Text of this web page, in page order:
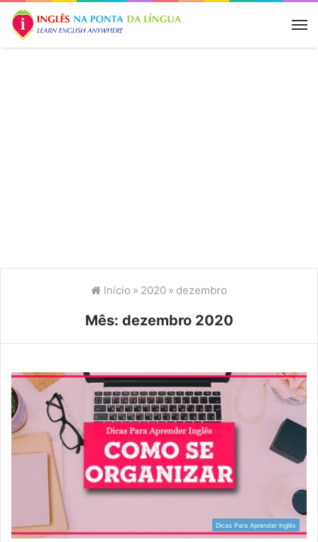
Início » 2020 » dezembro
Mês: dezembro 2020
Dicas Para Aprender Inglês